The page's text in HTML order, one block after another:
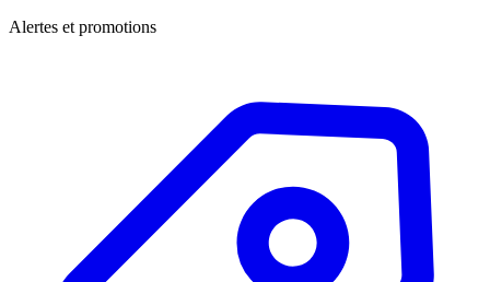
Alertes et promotions